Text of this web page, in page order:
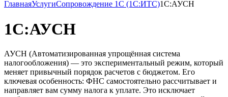
ГлавнаяУслугиСопровождение 1С (1С:ИТС)1С:АУСН
1С:АУСН
АУСН (Автоматизированная упрощённая система
налогообложения) — это экспериментальный режим, который
меняет привычный порядок расчетов с бюджетом. Его
ключевая особенность: ФНС самостоятельно рассчитывает и
направляет вам сумму налога к уплате. Это исключает